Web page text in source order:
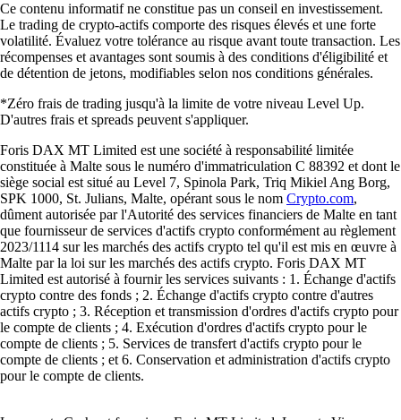
Ce contenu informatif ne constitue pas un conseil en investissement.
Le trading de crypto-actifs comporte des risques élevés et une forte
volatilité. Évaluez votre tolérance au risque avant toute transaction. Les
récompenses et avantages sont soumis à des conditions d'éligibilité et
de détention de jetons, modifiables selon nos conditions générales.
*Zéro frais de trading jusqu'à la limite de votre niveau Level Up.
D'autres frais et spreads peuvent s'appliquer.
Foris DAX MT Limited est une société à responsabilité limitée
constituée à Malte sous le numéro d'immatriculation C 88392 et dont le
siège social est situé au Level 7, Spinola Park, Triq Mikiel Ang Borg,
SPK 1000, St. Julians, Malte, opérant sous le nom Crypto.com,
dûment autorisée par l'Autorité des services financiers de Malte en tant
que fournisseur de services d'actifs crypto conformément au règlement
2023/1114 sur les marchés des actifs crypto tel qu'il est mis en œuvre à
Malte par la loi sur les marchés des actifs crypto. Foris DAX MT
Limited est autorisé à fournir les services suivants : 1. Échange d'actifs
crypto contre des fonds ; 2. Échange d'actifs crypto contre d'autres
actifs crypto ; 3. Réception et transmission d'ordres d'actifs crypto pour
le compte de clients ; 4. Exécution d'ordres d'actifs crypto pour le
compte de clients ; 5. Services de transfert d'actifs crypto pour le
compte de clients ; et 6. Conservation et administration d'actifs crypto
pour le compte de clients.